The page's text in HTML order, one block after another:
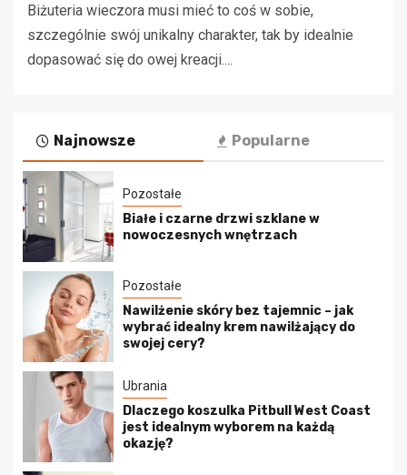
Biżuteria wieczora musi mieć to coś w sobie,
szczególnie swój unikalny charakter, tak by idealnie
dopasować się do owej kreacji....
Najnowsze Popularne
Pozostałe
Białe i czarne drzwi szklane w
nowoczesnych wnętrzach
Pozostałe
Nawilżenie skóry bez tajemnic – jak
wybrać idealny krem nawilżający do
swojej cery?
Ubrania
Dlaczego koszulka Pitbull West Coast
jest idealnym wyborem na każdą
okazję?